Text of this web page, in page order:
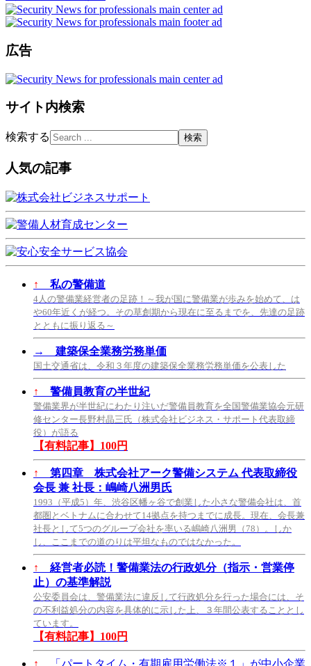
広告
サイト内検索
検索する
人気の記事
↑ 私の警備道
4人の警備業経営者の足跡！～我が国に警備業が歩みを始めて、は
や60年近くが経つ。その草創期から現在に至るまでを、先達の足跡
とともに振り返る～
→ 建築保全業務労務単価
国土交通省は、令和３年度の建築保全業務労務単価を公表した
↑ 警備員教育の半世紀
警備業界が半世紀にわたり注いだ警備員教育を全国警備業協会元研
修センター長野村晶三氏（株式会社ビジネス・サポート代表取締
役）が語る
【有料記事】100円
↑
第四章 株式会社アーク警備システム 代表取締役
会長 兼 社長：嶋崎八洲男氏
1993（平成5）年、渋谷区幡ヶ谷で創業した小さな警備会社は、首
都圏とベトナムに合わせて14拠点を持つまでに成長。現在、会長兼
社長として5つのグループ会社を率いる嶋崎八洲男（78）。しか
し、ここまでの道のりは平坦なものではなかった。
↑
経営者必読！警備業法の行政処分（指示・営業停
止）の基準解説
公安委員会は、警備業法に違反して行政処分を行った場合には、そ
の不利益処分の内容を具体的に示した上、３年間公表することとし
ています。
【有料記事】100円
↑
「パートタイム・有期雇用労働法※１」が中小企業